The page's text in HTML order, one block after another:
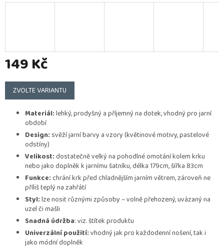
149 Kč
Měrná
cena:
ZVOLTE VARIANTU
Materiál:lehký, prodyšný a příjemný na dotek, vhodný pro jarní
období
Design: svěží jarní barvy a vzory (květinové motivy, pastelové
odstíny)
Velikost: dostatečně velký na pohodlné omotání kolem krku
nebo jako doplněk k jarnímu šatníku, délka 179cm, šířka 83cm
Funkce: chrání krk před chladnějším jarním větrem, zároveň ne
příliš teplý na zahřátí
Styl:lze nosit různými způsoby – volně přehozený, uvázaný na
uzel či mašli
Snadná údržba: viz. štítek produktu
Univerzální použití:vhodný jak pro každodenní nošení, tak i
jako módní doplněk